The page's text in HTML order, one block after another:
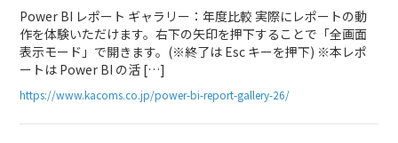
Power BI レポート ギャラリー：年度比較 実際にレポートの動
作を体験いただけます。右下の矢印を押下することで「全画面
表示モード」で開きます。(※終了は Esc キーを押下) ※本レポ
ートは Power BI の活 […]
https://www.kacoms.co.jp/power-bi-report-gallery-26/